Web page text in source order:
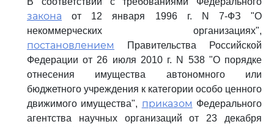
закона от 12 января 1996 г. N 7-ФЗ "О
некоммерческих организациях",
постановлением
Правительства Российской
Федерации от 26 июля 2010 г. N 538 "О порядке
отнесения имущества автономного или
бюджетного учреждения к категории особо ценного
движимого имущества", приказом Федерального
агентства научных организаций от 23 декабря